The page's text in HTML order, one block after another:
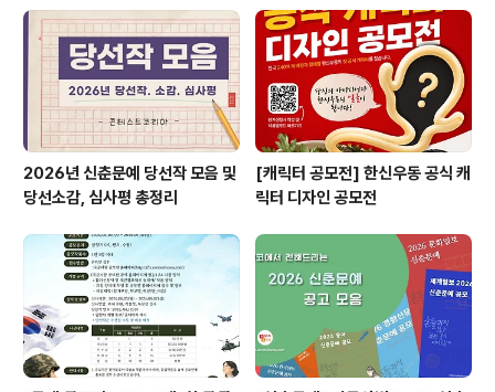
념사업회' 사보 명예기자 활동- W프로젝트 제작, 성과공유
회 등 ◎ 문 의02-709-3141 ◎ 담당자 TIP지원하게 된
계기를 잘 적어주세요..
2026년 신춘문예 당선작 모음 및
당선소감, 심사평 총정리
[캐릭터 공모전] 한신우동 공식 캐
릭터 디자인 공모전